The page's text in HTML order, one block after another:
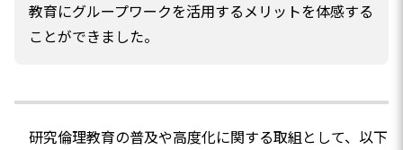
教育にグループワークを活用するメリットを体感する
ことができました。
研究倫理教育の普及や高度化に関する取組として、以下